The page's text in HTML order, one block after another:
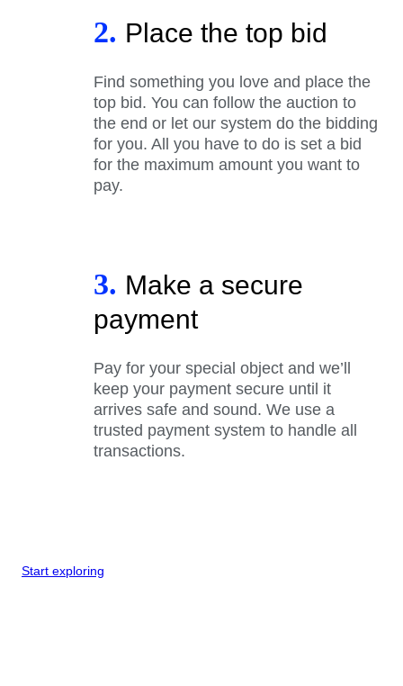
2. Place the top bid
Find something you love and place the
top bid. You can follow the auction to
the end or let our system do the bidding
for you. All you have to do is set a bid
for the maximum amount you want to
pay.
3. Make a secure
payment
Pay for your special object and we’ll
keep your payment secure until it
arrives safe and sound. We use a
trusted payment system to handle all
transactions.
Start exploring